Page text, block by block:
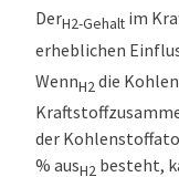
DerH2-Gehalt im
erheblichen
WennH2die
der
% ausH2 besteht,